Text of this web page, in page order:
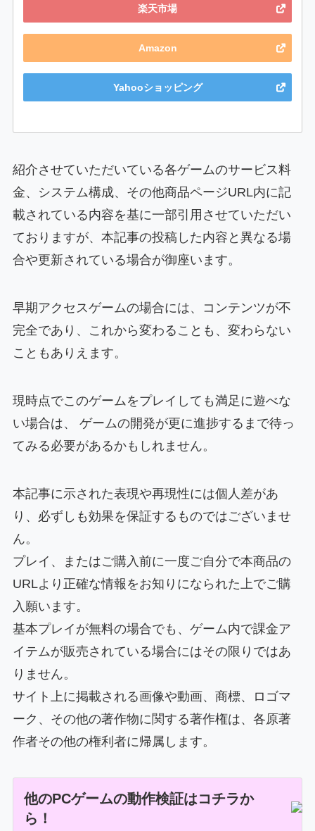
楽天市場
Amazon
Yahooショッピング
紹介させていただいている各ゲームのサービス料
金、システム構成、その他商品ページURL内に記
載されている内容を基に一部引用させていただい
ておりますが、本記事の投稿した内容と異なる場
合や更新されている場合が御座います。
早期アクセスゲームの場合には、コンテンツが不
完全であり、これから変わることも、変わらない
こともありえます。
現時点でこのゲームをプレイしても満足に遊べな
い場合は、 ゲームの開発が更に進捗するまで待っ
てみる必要があるかもしれません。
本記事に示された表現や再現性には個人差があ
り、必ずしも効果を保証するものではございませ
ん。
プレイ、またはご購入前に一度ご自分で本商品の
URLより正確な情報をお知りになられた上でご購
入願います。
基本プレイが無料の場合でも、ゲーム内で課金ア
イテムが販売されている場合にはその限りではあ
りません。
サイト上に掲載される画像や動画、商標、ロゴマ
ーク、その他の著作物に関する著作権は、各原著
作者その他の権利者に帰属します。
他のPCゲームの動作検証はコチラか
ら！